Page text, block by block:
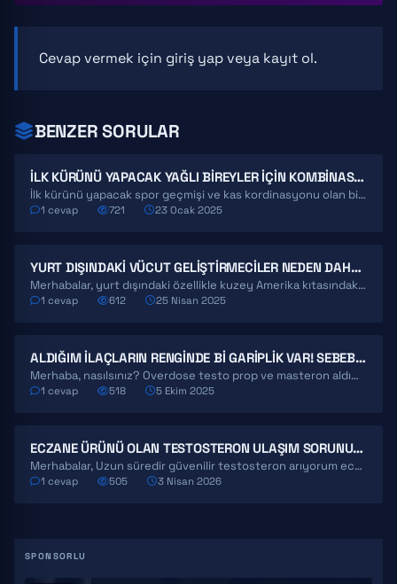
Cevap vermek için giriş yapveya kayıt ol.
BENZER SORULAR
İLK KÜRÜNÜ YAPACAK YAĞLI BIREYLER IÇIN KOMBINASYONLAR
İlk kürünü yapacak spor geçmişi ve kas kordinasyonu olan birisiyim uzun bir süre spora ara vermem…
1 cevap 721 23 Ocak 2025
YURT DIŞINDAKI VÜCUT GELIŞTIRMECILER NEDEN DAHA BÜYÜK?
Merhabalar, yurt dışındaki özellikle kuzey Amerika kıtasındaki fitnessçılar neden Türkiye'ye nazaran daha büyük? Buna steroid kullanlarda…
1 cevap 612 25 Nisan 2025
ALDIĞIM ILAÇLARIN RENGINDE BI GARIPLIK VAR! SEBEBI NE OLABILIR?
Merhaba, nasılsınız? Overdose testo prop ve masteron aldım rengi bildiğin su gibi doğru mu acaba bi…
1 cevap 518 5 Ekim 2025
ECZANE ÜRÜNÜ OLAN TESTOSTERON ULAŞIM SORUNU HK.
Merhabalar, Uzun süredir güvenilir testosteron arıyorum eczane ürünü olması şartım var! Fakat bulamıyorum yurtdışı veya yurtiçi…
1 cevap 505 3 Nisan 2026